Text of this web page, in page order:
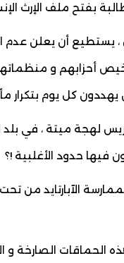
بفتح ملف الإرث
أن يعلن عدم
أحزابهم و
كل يوم بتكرار
فيها حدود الأغلبية !؟
الآبارتايد من
الحماقات الصارخة و